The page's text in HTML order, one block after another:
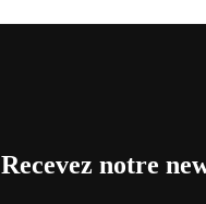
Recevez notre